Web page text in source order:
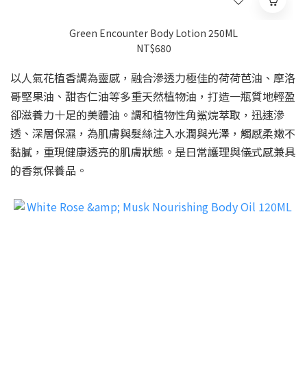
Green Encounter Body Lotion 250ML
NT$680
以人氣花植香調為靈感，融合滲透力極佳的荷荷芭油、摩洛
哥堅果油、甜杏仁油等多重天然植物油，打造一瓶質地輕盈
卻滋養力十足的美體油。調和植物性角鯊烷萃取，迅速滲
透、深層保濕，為肌膚與髮絲注入水潤與光澤，觸感柔嫩不
黏膩，重現健康透亮的肌膚狀態。是日常護理與儀式感兼具
的香氛保養品。